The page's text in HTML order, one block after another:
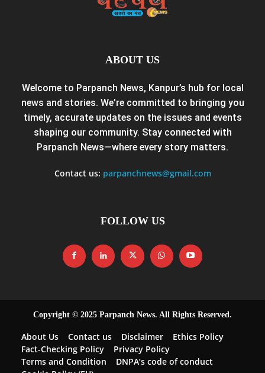
ABOUT US
Welcome to Parpanch News, Kanpur’s hub for local
news and stories. We’re committed to bringing you
timely, accurate updates on the issues and events
shaping our community. Stay connected with
Parpanch News—where every story matters.
Contact us: parpanchnews@gmail.com
FOLLOW US
Copyright © 2025 Parpanch News. All Rights Reserved.
About Us Contact us Disclaimer
Ethics Policy
Fact-Checking Policy
Privacy Policy
Terms and Condition
DNPA’s code of conduct